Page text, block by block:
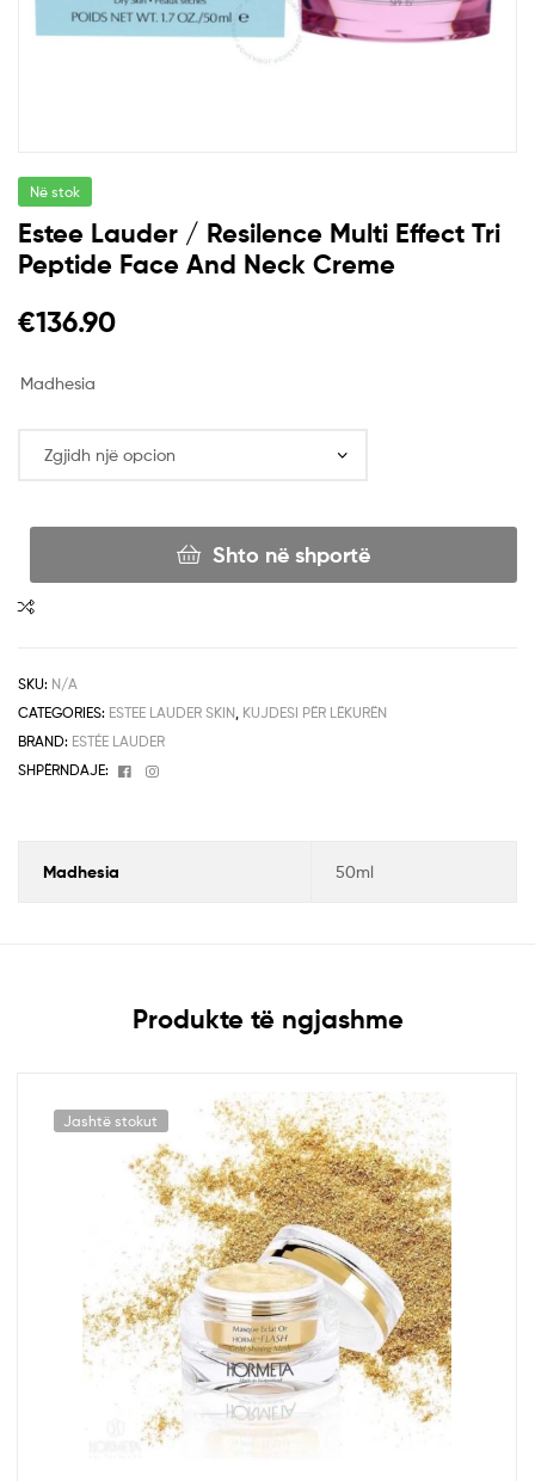
Në stok
Estee Lauder / Resilence Multi Effect Tri
Peptide Face And Neck Creme
€136.90
Madhesia
Shto në shportë
SKU: N/A
CATEGORIES: ESTEE LAUDER SKIN KUJDESI PËR LËKURËN
BRAND: ESTÉE LAUDER
SHPËRNDAJE:
Facebook
Instagram
Madhesia 50ml
Produkte të ngjashme
Jashtë stokut